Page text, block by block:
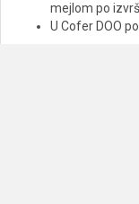
mejlom po
U Cofer DOO